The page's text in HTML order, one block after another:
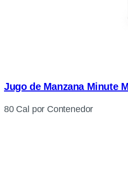
Jugo de Manzana Minute
80 Cal por Contenedor